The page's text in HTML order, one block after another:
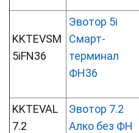
KKTEVSM
5iFN36
Эвотор 5i
Смарт-
терминал
ФН36
KKTEVAL
7.2
Эвотор 7.2
Алко без ФН